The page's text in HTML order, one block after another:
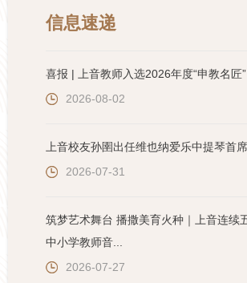
信息速递
喜报 | 上音教师入选2026年度“申教名匠”
2026-08-02
上音校友孙圉出任维也纳爱乐中提琴首席
2026-07-31
筑梦艺术舞台 播撒美育火种｜上音连续
中小学教师音...
2026-07-27